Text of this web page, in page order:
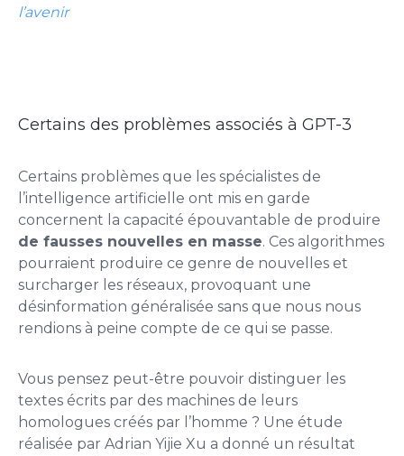
l’avenir
Certains des problèmes associés à GPT-3
Certains problèmes que les spécialistes de
l’intelligence artificielle ont mis en garde
concernent la capacité épouvantable de produire
de fausses nouvelles en masse. Ces algorithmes
pourraient produire ce genre de nouvelles et
surcharger les réseaux, provoquant une
désinformation généralisée sans que nous nous
rendions à peine compte de ce qui se passe.
Vous pensez peut-être pouvoir distinguer les
textes écrits par des machines de leurs
homologues créés par l’homme ? Une étude
réalisée par Adrian Yijie Xu a donné un résultat